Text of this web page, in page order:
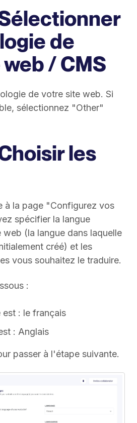
de
/ CMS
de votre site web. Si
sélectionnez "Other"
les
à la page "Configurez vos
spécifier la langue
(la langue dans laquelle
créé) et les
vous souhaitez le traduire.
:
: le français
: Anglais
passer à l'étape suivante.